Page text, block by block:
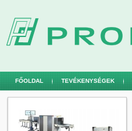
FŐOLDAL TEVÉKENYSÉGEK